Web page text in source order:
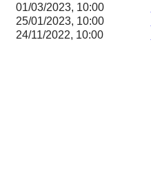
01/03/2023, 10:00
25/01/2023, 10:00
24/11/2022, 10:00